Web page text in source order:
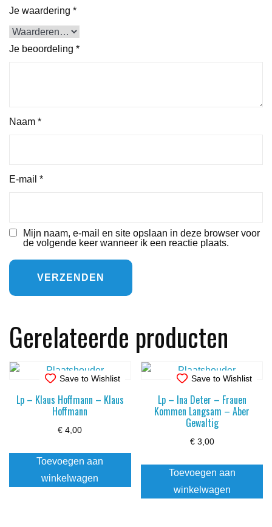
Je waardering *
Je beoordeling *
Naam *
E-mail *
Mijn naam, e-mail en site opslaan in deze browser voor
de volgende keer wanneer ik een reactie plaats.
Gerelateerde producten
Save to Wishlist
Lp – Klaus Hoffmann – Klaus
Hoffmann
€ 4,00
Toevoegen aan
winkelwagen
Save to Wishlist
Lp – Ina Deter – Frauen
Kommen Langsam – Aber
Gewaltig
€3,00
Toevoegen aan
winkelwagen